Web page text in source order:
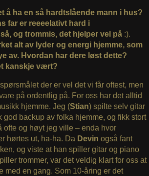
å ha en så hardtslående mann i hus?
far er reeeelativt hard i
og trommis, det hjelper vel på:).
alt av lyder og energi hjemme, som
av. Hvordan har dere løst dette?
kanskje vært?
der er vel det vi får oftest, men
på ordentlig på. For oss har det alltid
hjemme. Jeg (Stian) spilte selv gitar
god backup av folka hjemme, og fikk stort
ofte og høyt jeg ville – enda hvor
hørtes ut, ha-ha. Da Devin også fant
og viste at han spiller gitar og piano
trommer, var det veldig klart for oss at
med en gang. Som 10-åring er det